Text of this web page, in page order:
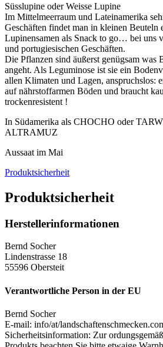
Süsslupine oder Weisse Lupine
Im Mittelmeerraum und Lateinamerika
Geschäften findet man in kleinen Beuteln
Lupinensamen als Snack to go… bei uns
und portugiesischen Geschäften.
Die Pflanzen sind äußerst genügsam was
angeht. Als Leguminose ist sie ein
allen Klimaten und Lagen, anspruchslos:
auf nährstoffarmen Böden und braucht
trockenresistent !
In Südamerika als CHOCHO oder
ALTRAMUZ
Aussaat im Mai
Produktsicherheit
Produktsicherheit
Herstellerinformationen
Bernd Socher
Lindenstrasse 18
55596 Obersteit
Verantwortliche Person in der EU
Bernd Socher
E-mail: info/at/
Sicherheitsinformation: Zur